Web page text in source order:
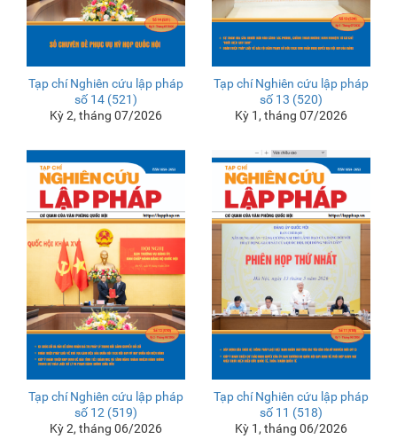
Tạp chí Nghiên cứu lập pháp
số 14 (521)
Kỳ 2, tháng 07/2026
Tạp chí Nghiên cứu lập pháp
số 13 (520)
Kỳ 1, tháng 07/2026
Tạp chí Nghiên cứu lập pháp
số 12 (519)
Kỳ 2, tháng 06/2026
Tạp chí Nghiên cứu lập pháp
số 11 (518)
Kỳ 1, tháng 06/2026